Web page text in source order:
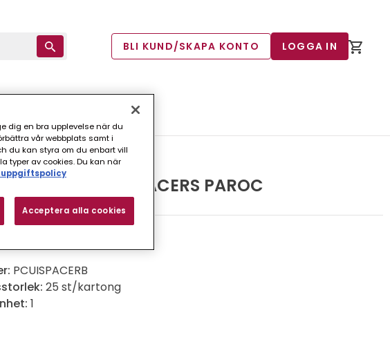
BLI KUND/SKAPA KONTO LOGGA IN
DISTANS CUI SPACERS PAROC
PCUISPACERB
25 st/kartong
1
dig en bra upplevelse när du
vår webbplats samt i
du kan styra om du enbart vill
typer av cookies. Du kan när
Acceptera alla cookies